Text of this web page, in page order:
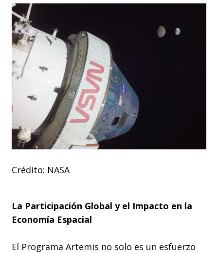
Crédito: NASA
La Participación Global y el Impacto en la
Economía Espacial
El Programa Artemis no solo es un esfuerzo